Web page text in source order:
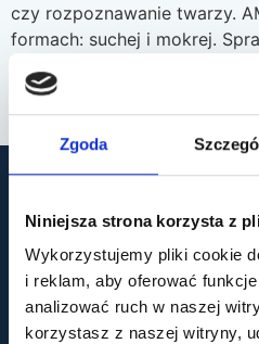
Zgoda
Niniejsza strona korzysta z
Wykorzystujemy pliki cookie
i reklam, aby oferować
analizować ruch w naszej
korzystasz z naszej witryny,
czy rozpoznawanie twarzy.
formach: suchej i mokrej.
AMD w postaci suchej i jakie
leczenia. Czym jest AMD w
postać AMD jest […]